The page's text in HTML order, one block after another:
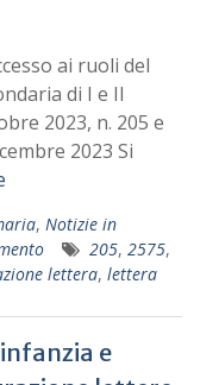
ai ruoli del
di I e II
2023, n. 205 e
2023 Si
, Notizie in
205, 2575,
lettera, lettera
e